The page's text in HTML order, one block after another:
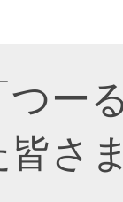
つー
皆さ